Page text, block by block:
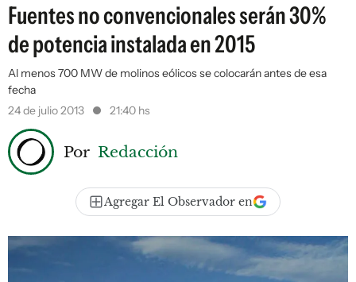
Fuentes no convencionales serán 30%
de potencia instalada en 2015
Al menos 700 MW de molinos eólicos se colocarán antes de esa
fecha
24 de julio 2013
21:40 hs
Por Redacción
Agregar El Observador en